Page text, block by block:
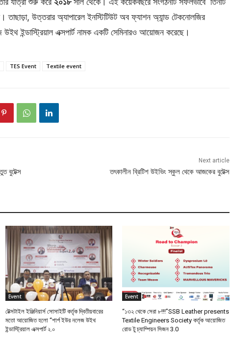
তাছাড়া, উত্তরার অ্যাপারেল ইনস্টিটিউট অব ফ্যাশন অ্যান্ড টেকনোলজির
ইন্ডাস্ট্রিয়াল এক্সপার্ট নামক একটি সেমিনারও আয়োজন করেছে।
TES Event Textile event
বুটেক্স
Next article
তৎকালীন ব্রিটিশ উইভিং স্কুল থেকে আজকের বুটেক্স
Event
টেক্সটাইল ইঞ্জিনিয়ার্স সোসাইটি কর্তৃক দ্বিতীয়বারের
মতো আয়োজিত হলো “শার্প ইউর নলেজ উইথ
ইন্ডাস্ট্রিয়াল এক্সপার্ট ২.০
Event
“১৩২ থেকে সেরা ৮!!!”SSB Leather presents
Textile Engineers Society কর্তৃক আয়োজিত
রোড টু চ্যাম্পিয়ন সিজন 3.0